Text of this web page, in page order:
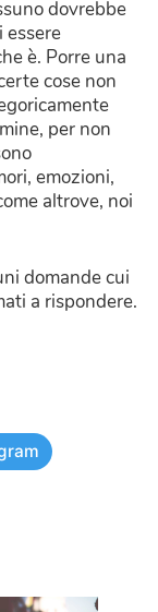
dovrebbe
essere
è. Porre una
cose non
per non
emozioni,
altrove, noi
domande cui
a rispondere.